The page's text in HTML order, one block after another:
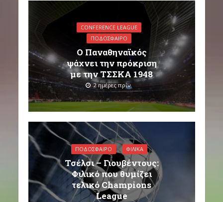
CONFERENCE LEAGUE
ΠΟΔΌΣΦΑΙΡΟ
Ο Παναθηναϊκός
ψάχνει την πρόκριση
με την ΤΣΣΚΑ 1948
2 ημέρες πρίν
ΠΟΔΌΣΦΑΙΡΟ ΦΙΛΙΚΆ
Τσέλσι – Γιουβέντους:
Φιλικό που θυμίζει
τελικό Champions
League